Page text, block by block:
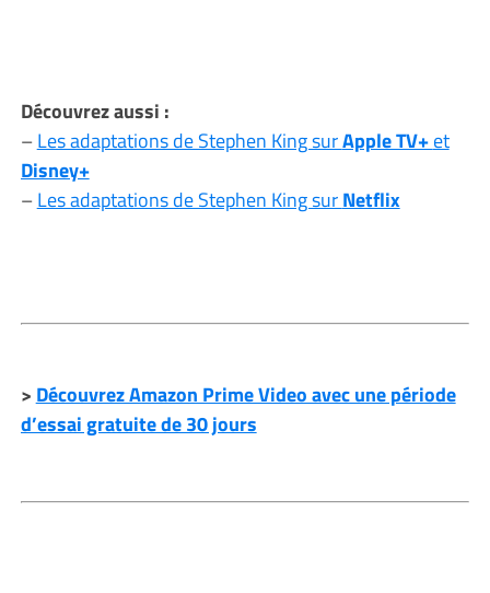
Découvrez aussi :
–Les adaptations de Stephen King surApple TV+et
Disney+
–Les adaptations de Stephen King surNetflix
> Découvrez Amazon Prime Video avec une période
d’essai gratuite de 30 jours